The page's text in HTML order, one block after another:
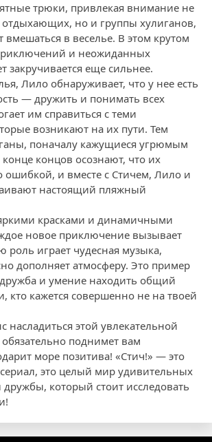
трюки, привлекая внимание не
отдыхающих, но и группы хулиганов,
в веселье. В этом крутом
и неожиданных
закручивается еще сильнее.
Лило обнаруживает, что у нее есть
— дружить и понимать всех
им справиться с теми
возникают на их пути. Тем
поначалу кажущиеся угрюмым
конце концов осознают, что их
ошибкой, и вместе с Стичем, Лило и
настоящий пляжный
красками и динамичными
новое приключение вызывает
роль играет чудесная музыка,
дополняет атмосферу. Это пример
и умение находить общий
кто кажется совершенно не на твоей
насладиться этой увлекательной
поднимет вам
море позитива! «Стич!» — это
это целый мир удивительных
который стоит исследовать